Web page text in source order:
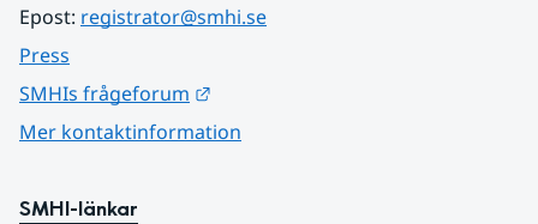
Epost: registrator@smhi.se
Press
SMHIs frågeforum
Mer kontaktinformation
SMHI-länkar